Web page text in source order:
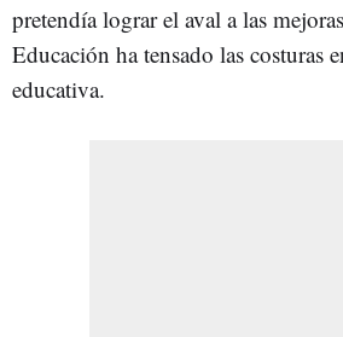
pretendía lograr el aval a las
Educación ha tensado las costuras
educativa.